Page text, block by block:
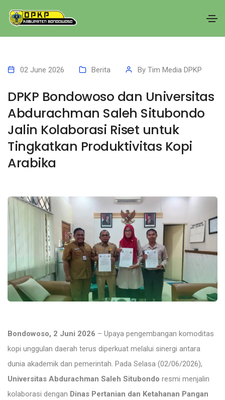
02 June 2026 Berita By Tim Media DPKP
DPKP Bondowoso dan Universitas
Abdurachman Saleh Situbondo
Jalin Kolaborasi Riset untuk
Tingkatkan Produktivitas Kopi
Arabika
Bondowoso, 2 Juni 2026 – Upaya pengembangan komoditas
kopi unggulan daerah terus diperkuat melalui sinergi antara
dunia akademik dan pemerintah. Pada Selasa (02/06/2026),
Universitas Abdurachman Saleh Situbondo resmi menjalin
kolaborasi dengan Dinas Pertanian dan Ketahanan Pangan